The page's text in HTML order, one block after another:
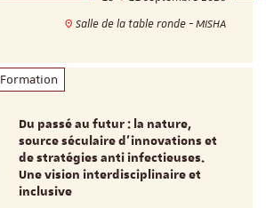
Salle de la table ronde - MISHA
Formation
Du passé au futur : la nature,
source séculaire d’innovations et
de stratégies anti infectieuses.
Une vision interdisciplinaire et
inclusive